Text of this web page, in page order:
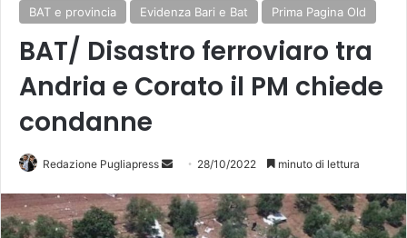
BAT e provincia Evidenza Bari e Bat Prima Pagina Old
BAT/ Disastro ferroviaro tra
Andria e Corato il PM chiede
condanne
Redazione Pugliapress
v
i
28/10/2022 minuto di lettura